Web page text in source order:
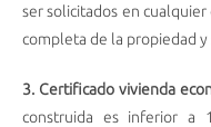
ser solicitados en
completa de la propiedad y
3. Certificado vivienda
construida es inferior a